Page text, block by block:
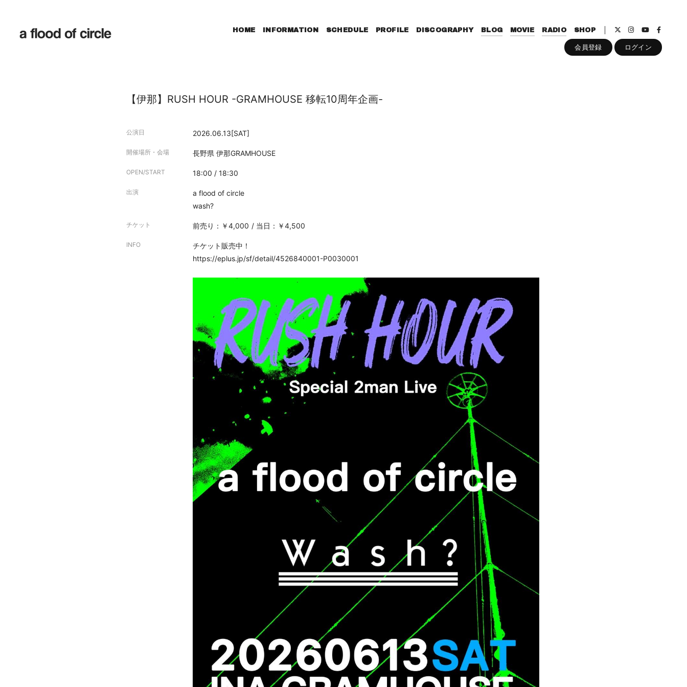
HOME INFORMATION SCHEDULE PROFILE DISCOGRAPHY BLOG MOVIE RADIO SHOP
会員登録 ログイン
【伊那】RUSH HOUR -GRAMHOUSE 移転10周年企画-
公演日 2026.06.13[SAT]
開催場所・会場 長野県 伊那GRAMHOUSE
OPEN/START 18:00 / 18:30
出演
a flood of circle
wash?
チケット 前売り：￥4,000 当日：￥4,500
INFO
チケット販売中！
https://eplus.jp/sf/detail/4526840001-P0030001